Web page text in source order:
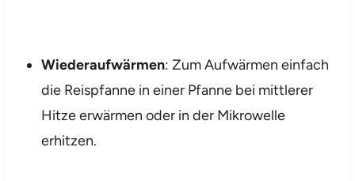
Wiederaufwärmen: Zum Aufwärmen einfach
die Reispfanne in einer Pfanne bei mittlerer
Hitze erwärmen oder in der Mikrowelle
erhitzen.